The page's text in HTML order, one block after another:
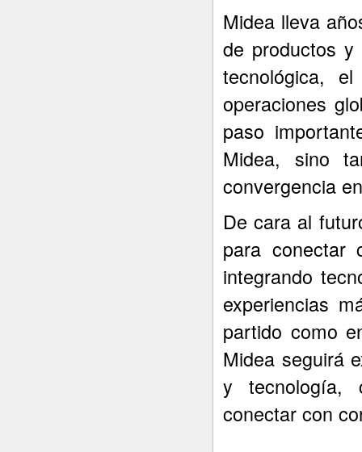
Midea lleva
de productos y
tecnológica,
operaciones
paso
Midea, sino
convergencia
De cara al
para conectar
integrando
experiencias
partido como
Midea seguirá
y tecnología,
conectar con